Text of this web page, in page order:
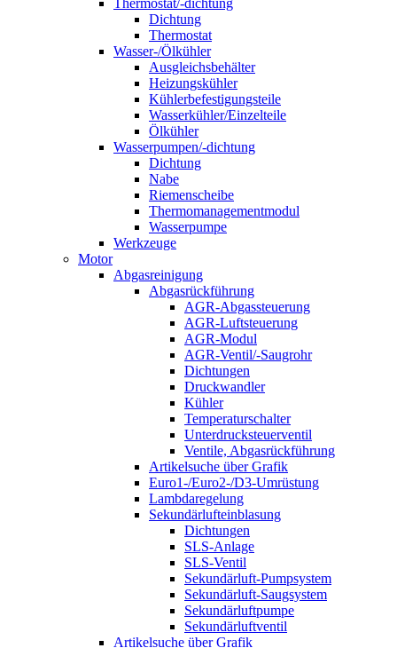
Thermostat/-dichtung
Dichtung
Thermostat
Wasser-/Ölkühler
Ausgleichsbehälter
Heizungskühler
Kühlerbefestigungsteile
Wasserkühler/Einzelteile
Ölkühler
Wasserpumpen/-dichtung
Dichtung
Nabe
Riemenscheibe
Thermomanagementmodul
Wasserpumpe
Werkzeuge
Motor
Abgasreinigung
Abgasrückführung
AGR-Abgassteuerung
AGR-Luftsteuerung
AGR-Modul
AGR-Ventil/-Saugrohr
Dichtungen
Druckwandler
Kühler
Temperaturschalter
Unterdrucksteuerventil
Ventile, Abgasrückführung
Artikelsuche über Grafik
Euro1-/Euro2-/D3-Umrüstung
Lambdaregelung
Sekundärlufteinblasung
Dichtungen
SLS-Anlage
SLS-Ventil
Sekundärluft-Pumpsystem
Sekundärluft-Saugsystem
Sekundärluftpumpe
Sekundärluftventil
Artikelsuche über Grafik